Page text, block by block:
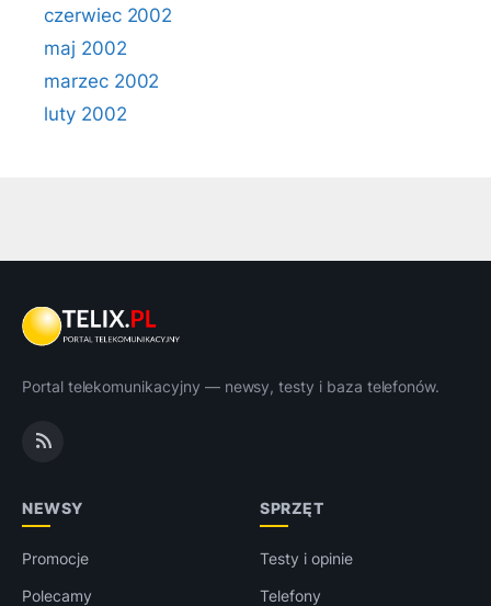
czerwiec 2002
maj 2002
marzec 2002
luty 2002
Portal telekomunikacyjny — newsy, testy i baza telefonów.
NEWSY
Promocje
Polecamy
SPRZĘT
Testy i opinie
Telefony